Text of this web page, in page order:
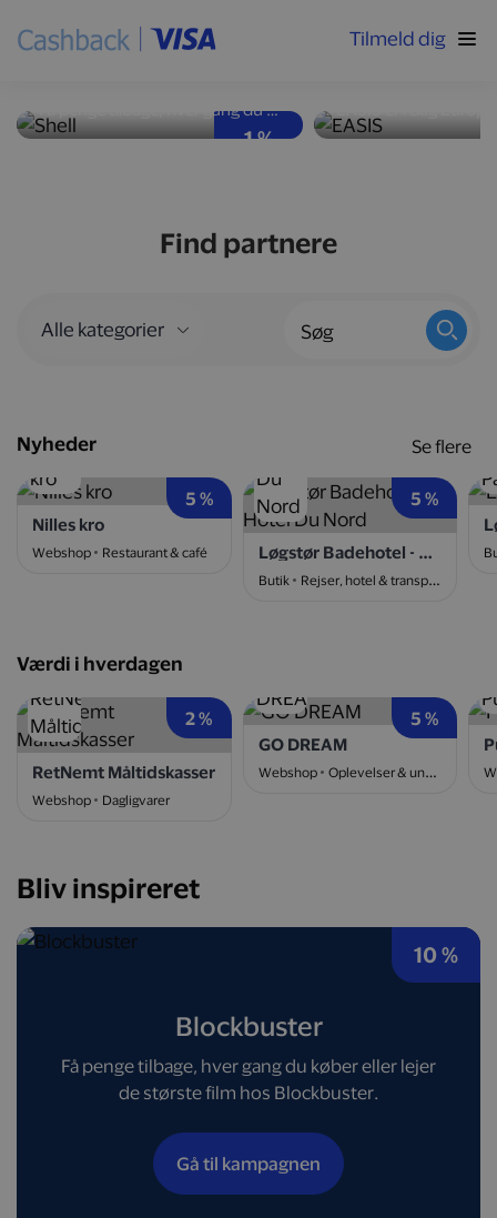
Tilmeld dig
1 %
Høj ydeevne og god
Få penge tilbage, hver gang du tanker bilen op hos Shell-stationer landet over.
Nyd velsmag
Find partnere
Nyheder
5 %
Nilles kro
Webshop Restaurant & café
5 %
Løgstør Badehotel - Hotel Du Nord
Butik Rejser, hotel & transport
Se flere
Værdi i hverdagen
2 %
RetNemt Måltidskasser
Webshop Dagligvarer
5 %
GO DREAM
Webshop Oplevelser & underholdning
Bliv inspireret
10 %
Blockbuster
Få penge tilbage, hver gang du køber eller lejer
de største film hos Blockbuster.
Gå til kampagnen